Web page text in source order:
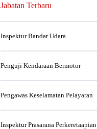
Jabatan Terbaru
Inspektur Bandar Udara
Penguji Kendaraan Bermotor
Pengawas Keselamatan Pelayaran
Inspektur Prasarana Perkeretaapian